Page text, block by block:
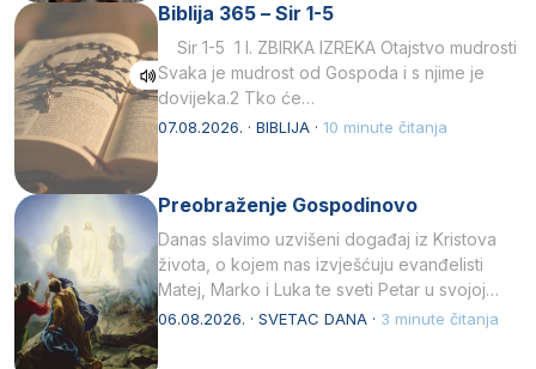
Biblija 365 – Sir 1-5
Sir 1-5 1 I. ZBIRKA IZREKA Otajstvo mudrosti
Svaka je mudrost od Gospoda i s njime je
dovijeka.2 Tko će…
07.08.2026. · BIBLIJA · 10 minute čitanja
Preobraženje Gospodinovo
Danas slavimo uzvišeni događaj iz Kristova
života, o kojem nas izvješćuju evanđelisti
Matej, Marko i Luka te sveti Petar u svojoj
drugoj…
06.08.2026. · SVETAC DANA · 3 minute čitanja